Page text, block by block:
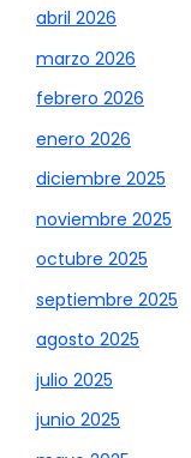
abril 2026
marzo 2026
febrero 2026
enero 2026
diciembre 2025
noviembre 2025
octubre 2025
septiembre 2025
agosto 2025
julio 2025
junio 2025